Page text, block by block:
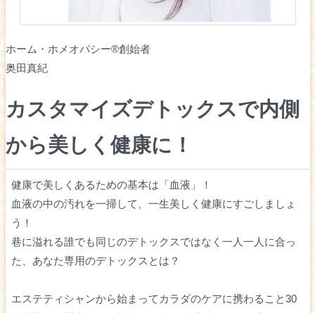
ホーム・ホメオパシー®︎創始者
奥田真紀
カスタマイズデトックスで内側
から美しく健康に！
健康で美しくあるための基本は「血液」！
血液の中の汚れを一掃して、一生美しく健康にすごしましょ
う！
巷に溢れる誰でも同じのデトックスではなく一人一人に合っ
た、あなた専用のデトックスとは？
エステティシャンから始まってカラダのケアに携わること30